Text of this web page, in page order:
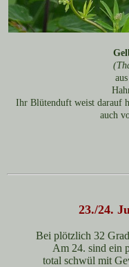
Ihr Blütenduft weist darauf
auch
23./24.
Bei plötzlich 32
Am 24. sind ein
total schwül mit